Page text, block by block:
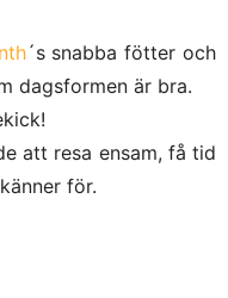
´s snabba fötter och
dagsformen är bra.
att resa ensam, få tid
för.